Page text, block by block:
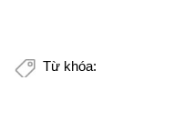
Từ khóa: